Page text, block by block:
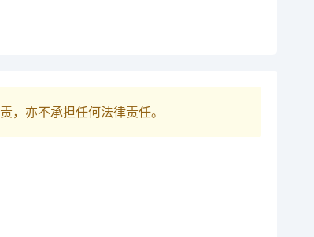
，亦不承担任何法律责任。